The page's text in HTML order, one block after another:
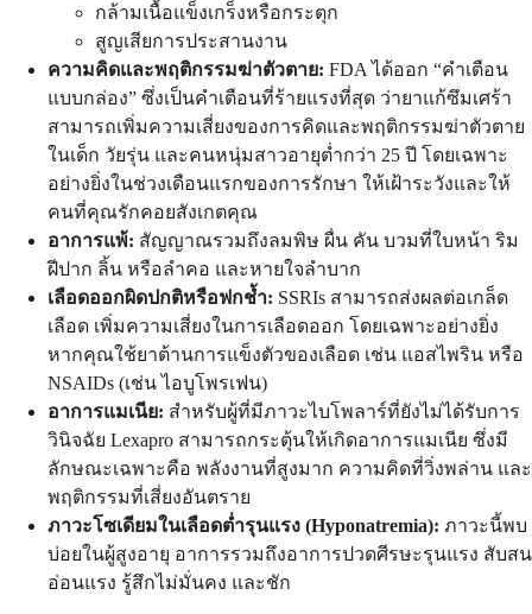
กล้ามเนื้อแข็งเกร็งหรือกระตุก
สูญเสียการประสานงาน
ความคิดและพฤติกรรมฆ่าตัวตาย: FDA ได้ออก “คำเตือน
แบบกล่อง” ซึ่งเป็นคำเตือนที่ร้ายแรงที่สุด ว่ายาแก้ซึมเศร้า
สามารถเพิ่มความเสี่ยงของการคิดและพฤติกรรมฆ่าตัวตาย
ในเด็ก วัยรุ่น และคนหนุ่มสาวอายุต่ำกว่า 25 ปี โดยเฉพาะ
อย่างยิ่งในช่วงเดือนแรกของการรักษา ให้เฝ้าระวังและให้
คนที่คุณรักคอยสังเกตคุณ
อาการแพ้: สัญญาณรวมถึงลมพิษ ผื่น คัน บวมที่ใบหน้า ริม
ฝีปาก ลิ้น หรือลำคอ และหายใจลำบาก
เลือดออกผิดปกติหรือฟกช้ำ: SSRIs สามารถส่งผลต่อเกล็ด
เลือด เพิ่มความเสี่ยงในการเลือดออก โดยเฉพาะอย่างยิ่ง
หากคุณใช้ยาต้านการแข็งตัวของเลือด เช่น แอสไพริน หรือ
NSAIDs (เช่น ไอบูโพรเฟน)
อาการแมเนีย: สำหรับผู้ที่มีภาวะไบโพลาร์ที่ยังไม่ได้รับการ
วินิจฉัย Lexapro สามารถกระตุ้นให้เกิดอาการแมเนีย ซึ่งมี
ลักษณะเฉพาะคือ พลังงานที่สูงมาก ความคิดที่วิ่งพล่าน และ
พฤติกรรมที่เสี่ยงอันตราย
ภาวะโซเดียมในเลือดต่ำรุนแรง (Hyponatremia): ภาวะนี้พบ
บ่อยในผู้สูงอายุ อาการรวมถึงอาการปวดศีรษะรุนแรง สับสน
อ่อนแรง รู้สึกไม่มั่นคง และชัก